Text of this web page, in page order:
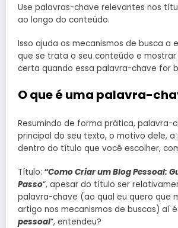
Use palavras-chave relevantes nos
ao longo do conteúdo.
Isso ajuda os mecanismos de busca a
que se trata o seu conteúdo e
certa quando essa palavra-chave for
O que é uma palavra-
Resumindo de forma prática, palavra-
principal do seu texto, o motivo dele, a
dentro do título que você escolher,
Título: “Como Criar um Blog Pessoal:
Passo“, apesar do título ser
palavra-chave (ao qual eu quero que
artigo nos mecanismos de buscas) aí
pessoal“, entendeu?